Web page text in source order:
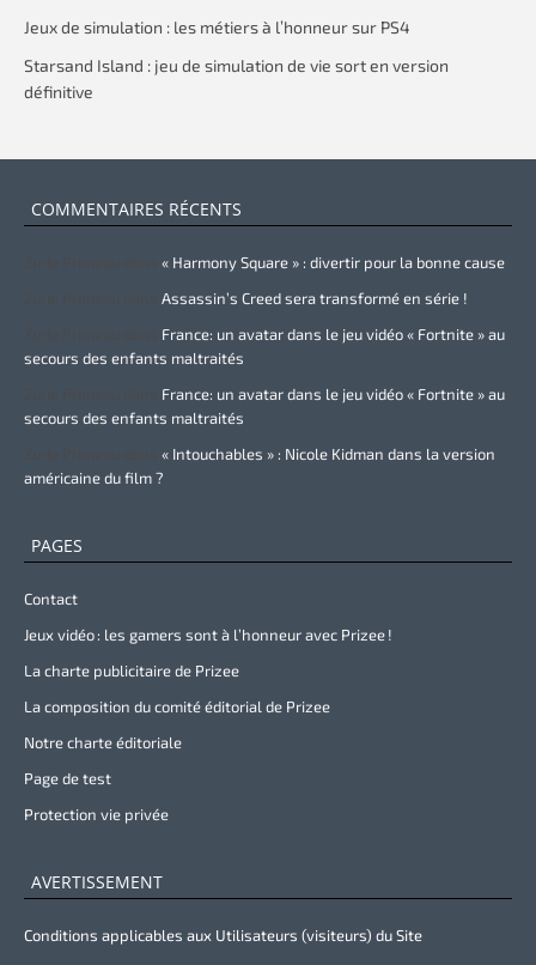
Jeux de simulation : les métiers à l’honneur sur PS4
Starsand Island : jeu de simulation de vie sort en version
définitive
COMMENTAIRES RÉCENTS
« Harmony Square » : divertir pour la bonne cause
Assassin’s Creed sera transformé en série !
France: un avatar dans le jeu vidéo « Fortnite » au
secours des enfants maltraités
France: un avatar dans le jeu vidéo « Fortnite » au
secours des enfants maltraités
« Intouchables » : Nicole Kidman dans la version
américaine du film ?
PAGES
Contact
Jeux vidéo : les gamers sont à l’honneur avec Prizee !
La charte publicitaire de Prizee
La composition du comité éditorial de Prizee
Notre charte éditoriale
Page de test
Protection vie privée
AVERTISSEMENT
Conditions applicables aux Utilisateurs (visiteurs) du Site